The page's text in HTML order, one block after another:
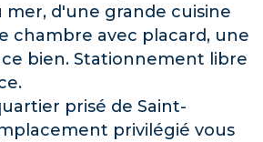
mer, d'une grande cuisine
chambre avec placard, une
bien. Stationnement libre
prisé de Saint-
privilégié vous